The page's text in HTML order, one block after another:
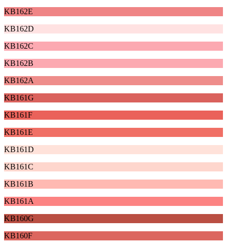
KB162E
KB162D
KB162C
KB162B
KB162A
KB161G
KB161F
KB161E
KB161D
KB161C
KB161B
KB161A
KB160G
KB160F